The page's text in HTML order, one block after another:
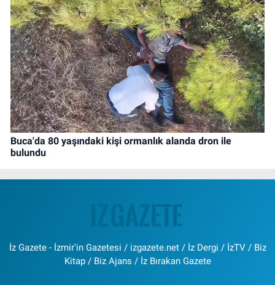
Buca'da 80 yaşındaki kişi ormanlık alanda dron ile
bulundu
İz Gazete - İzmir'in Gazetesi / izgazete.net / İz Dergi / İzTV / Biz
Kitap / Biz Ajans / İz Bırakan Gazete